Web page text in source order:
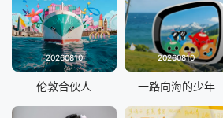
20260810
伦敦合伙人
20260810
一路向海的少年